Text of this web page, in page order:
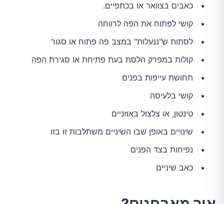
כאבים בצוואר או בכתפיים.
קושי לפתוח את הפה לרווחה
לסתות ש"ננעלות" במצב פה פתוח או סגור
קולות במפרק הלסת בעת פתיחת או סגירת הפה
תחושת עייפות בפנים
קושי בלעיסה
טינטון, או צלצול באוזניים
שינויים באופן שבו השיניים משתלבות זו בזו
נפיחות בצד הפנים
כאב שיניים